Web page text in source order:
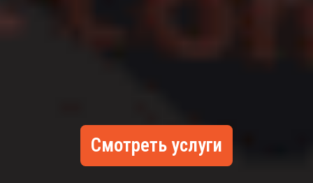
Смотреть услуги